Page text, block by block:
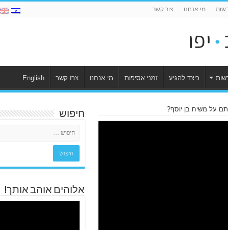
מי אנחנו צור קשר
כיצד להגיע זמני אסיפות מי אנחנו צרו קשר English
על משיח בן יוסף?
חיפוש
אלוהים אוהב אותך!